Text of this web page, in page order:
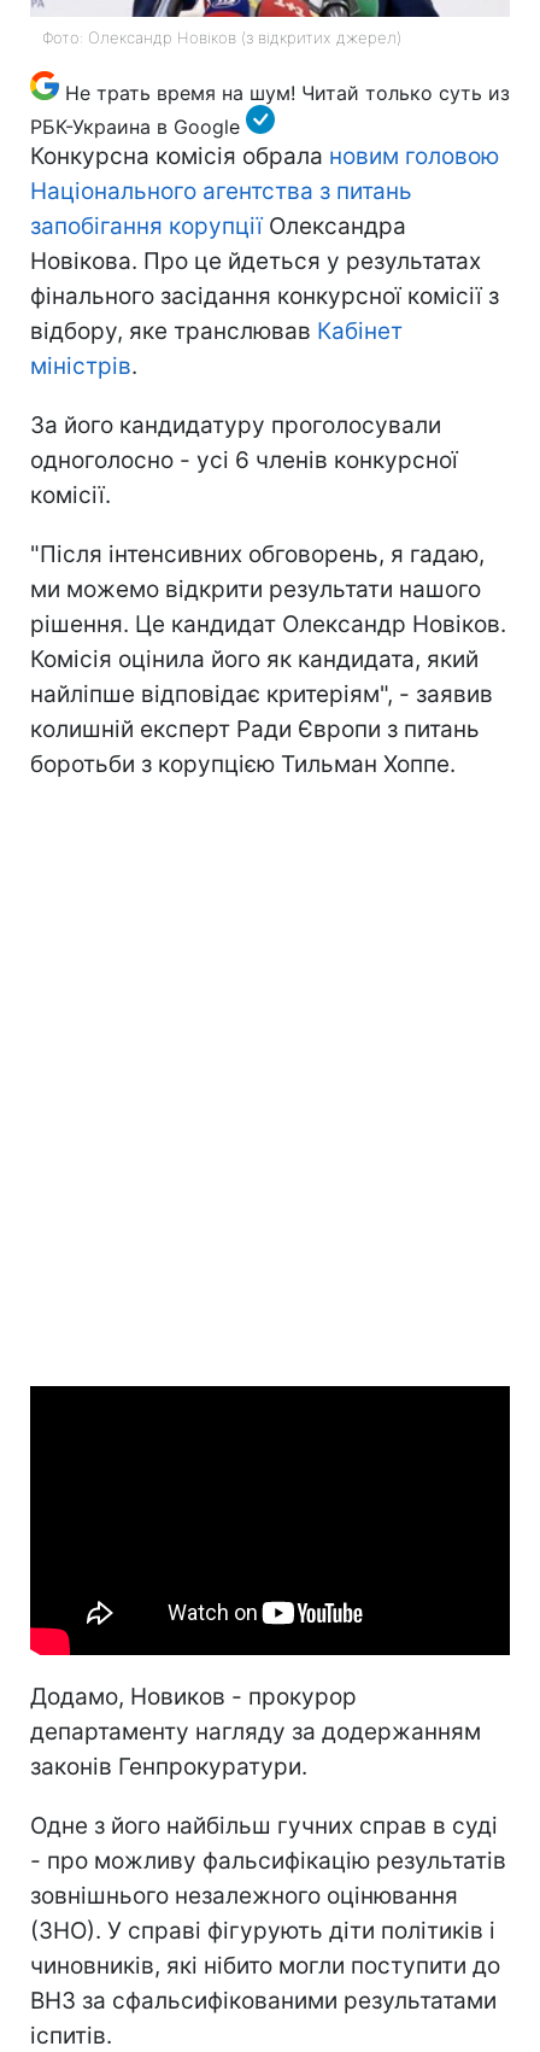
Фото: Олександр Новіков (з відкритих джерел)
Не трать время на шум! Читай только суть из
РБК-Украина в Google
Конкурсна комісія обрала новим головою
Національного агентства з питань
запобігання корупціїОлександра
Новікова. Про це йдеться у результатах
фінального засідання конкурсної комісії з
відбору, яке транслював Кабінет
міністрів.
За його кандидатуру проголосували
одноголосно - усі 6 членів конкурсної
комісії.
"Після інтенсивних обговорень, я гадаю,
ми можемо відкрити результати нашого
рішення. Це кандидат Олександр Новіков.
Комісія оцінила його як кандидата, який
найліпше відповідає критеріям", - заявив
колишній експерт Ради Європи з питань
боротьби з корупцією Тильман Хоппе.
Додамо, Новиков - прокурор
департаменту нагляду за додержанням
законів Генпрокуратури.
Одне з його найбільш гучних справ в суді
- про можливу фальсифікацію результатів
зовнішнього незалежного оцінювання
(ЗНО). У справі фігурують діти політиків і
чиновників, які нібито могли поступити до
ВНЗ за сфальсифікованими результатами
іспитів.